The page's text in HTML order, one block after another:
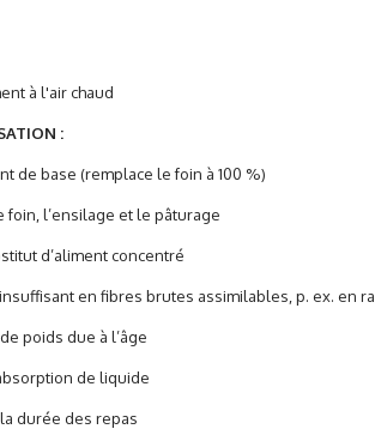
à l'air chaud
:
de base (remplace le foin à 100 %)
l’ensilage et le pâturage
d’aliment concentré
en fibres brutes assimilables, p. ex. en
poids due à l’âge
de liquide
durée des repas